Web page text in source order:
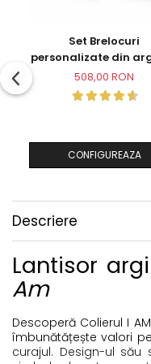
Set Brelocuri
personalizate din
Cadou cuplu
508,00 RON
CONFIGUREAZA
Descriere
Lantisor
Am
Descoperă Colierul I
îmbunătățește valori
curajul. Design-ul său